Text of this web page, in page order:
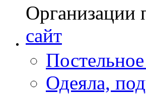
Организации
сайт
Одеяла,